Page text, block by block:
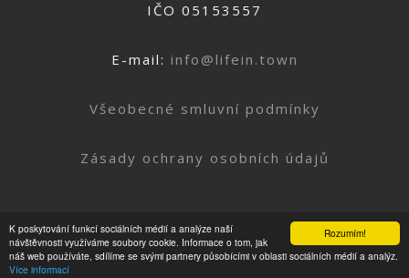
Rozumím!
K poskytování funkcí sociálních médií a analýze naší
návštěvnosti využíváme soubory cookie. Informace o tom, jak
náš web používáte, sdílíme se svými partnery působícími v oblasti sociálních médií a analýz.
Více informací
IČO 05153557
E-mail: info@lifein.town
Všeobecné smluvní podmínky
Zásady ochrany osobních údajů
Nahoru